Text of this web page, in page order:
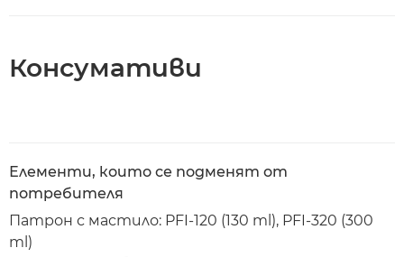
Консумативи
Елементи, които се подменят от
потребителя
Патрон с мастило: PFI-120 (130 ml), PFI-320 (300
ml)